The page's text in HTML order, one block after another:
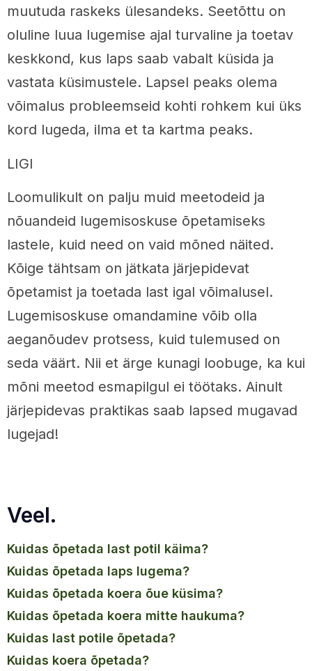
muutuda raskeks ülesandeks. Seetõttu on
oluline luua lugemise ajal turvaline ja toetav
keskkond, kus laps saab vabalt küsida ja
vastata küsimustele. Lapsel peaks olema
võimalus probleemseid kohti rohkem kui üks
kord lugeda, ilma et ta kartma peaks.
LIGI
Loomulikult on palju muid meetodeid ja
nõuandeid lugemisoskuse õpetamiseks
lastele, kuid need on vaid mõned näited.
Kõige tähtsam on jätkata järjepidevat
õpetamist ja toetada last igal võimalusel.
Lugemisoskuse omandamine võib olla
aeganõudev protsess, kuid tulemused on
seda väärt. Nii et ärge kunagi loobuge, ka kui
mõni meetod esmapilgul ei töötaks. Ainult
järjepidevas praktikas saab lapsed mugavad
lugejad!
Veel.
kuidas õpetada last potil käima?
kuidas õpetada laps lugema?
kuidas õpetada koera õue küsima?
kuidas õpetada koera mitte haukuma?
kuidas last potile õpetada?
kuidas koera õpetada?